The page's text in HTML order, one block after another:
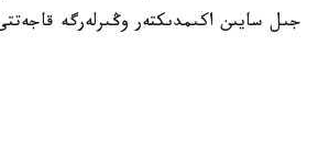
جىل سايىن اكىمدىكتەر وڭىرلەرگە